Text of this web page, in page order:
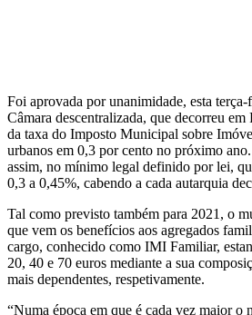
Foi aprovada por unanimidade, esta
Câmara descentralizada, que decorreu em
da taxa do Imposto Municipal sobre
urbanos em 0,3 por cento no próximo
assim, no mínimo legal definido por lei,
0,3 a 0,45%, cabendo a cada autarquia
Tal como previsto também para 2021, o
que vem os benefícios aos agregados
cargo, conhecido como IMI Familiar,
20, 40 e 70 euros mediante a sua
mais dependentes, respetivamente.
“Numa época em que é cada vez maior o